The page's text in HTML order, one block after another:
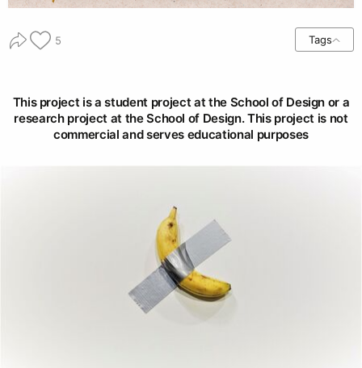
5 Tags
This project is a student project at the School of Design or a
research project at the School of Design. This project is not
commercial and serves educational purposes